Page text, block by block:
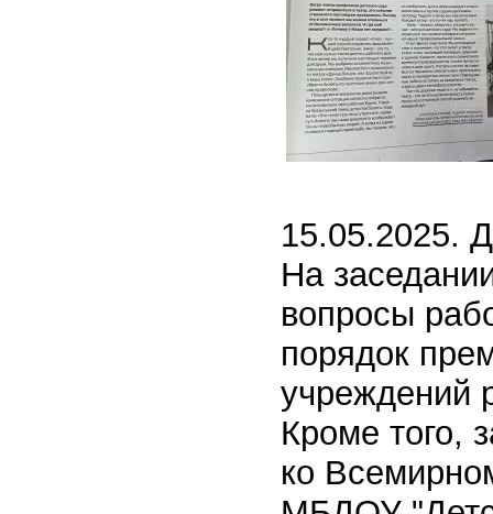
15.05.2025.
На
вопросы
порядок
учреждений
Кроме того,
ко